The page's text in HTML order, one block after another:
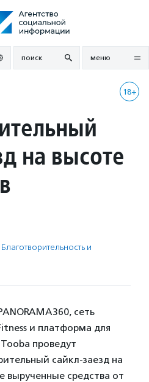
поиск меню
18+
на высоте
Благотвори­тель­ность и
сеть
и платформа для
проведут
сайкл-заезд на
вырученные средства от